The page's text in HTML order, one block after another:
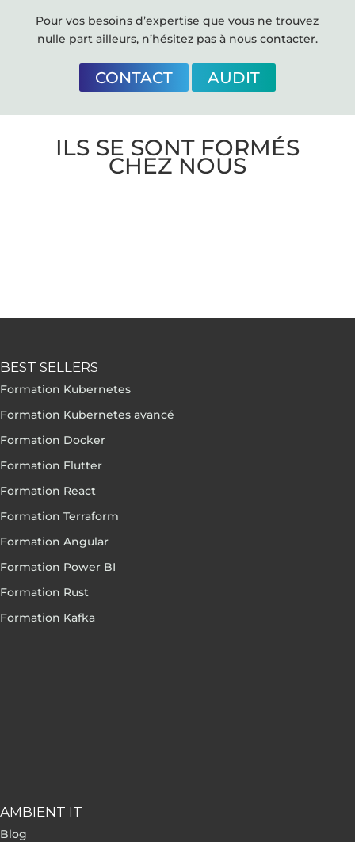
Pour vos besoins d’expertise que vous ne trouvez
nulle part ailleurs, n’hésitez pas à nous contacter.
CONTACT AUDIT
ILS SE SONT FORMÉS
CHEZ NOUS
BEST SELLERS
Formation Kubernetes
Formation Kubernetes avancé
Formation Docker
Formation Flutter
Formation React
Formation Terraform
Formation Angular
Formation Power BI
Formation Rust
Formation Kafka
AMBIENT IT
Blog